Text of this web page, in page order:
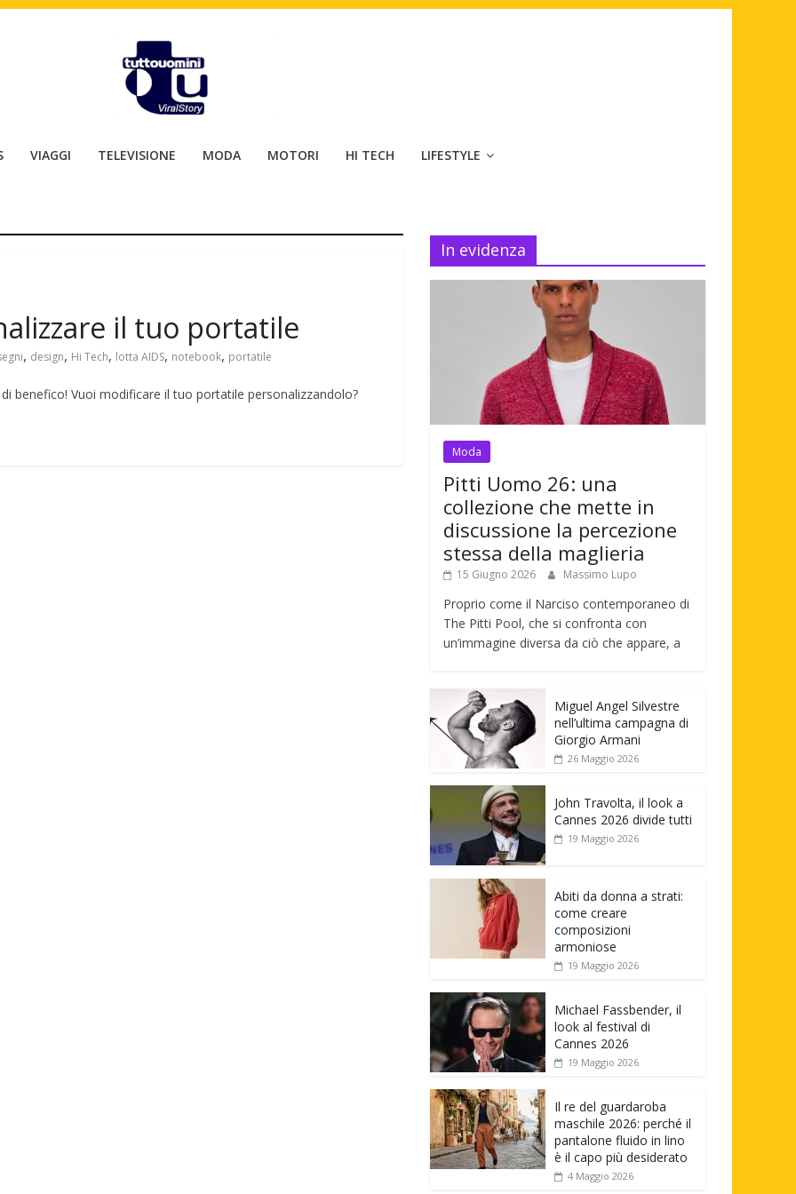
VIAGGI TELEVISIONE MODA MOTORI HI TECH LIFESTYLE
il tuo portatile
, design, Hi Tech, lotta AIDS, notebook, portatile
benefico! Vuoi modificare il tuo portatile personalizzandolo?
In evidenza
Moda
Pitti Uomo 26: una
collezione che mette in
discussione la percezione
stessa della maglieria
15 Giugno 2026 Massimo Lupo
Proprio come il Narciso contemporaneo di
The Pitti Pool, che si confronta con
un’immagine diversa da ciò che appare, a
Miguel Angel Silvestre
nell’ultima campagna di
Giorgio Armani
26 Maggio 2026
John Travolta, il look a
Cannes 2026 divide tutti
19 Maggio 2026
Abiti da donna a strati:
come creare
composizioni
armoniose
19 Maggio 2026
Michael Fassbender, il
look al festival di
Cannes 2026
19 Maggio 2026
Il re del guardaroba
maschile 2026: perché il
pantalone fluido in lino
è il capo più desiderato
4 Maggio 2026